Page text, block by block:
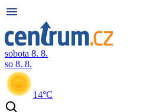
sobota 8. 8.
so 8. 8.
14°C